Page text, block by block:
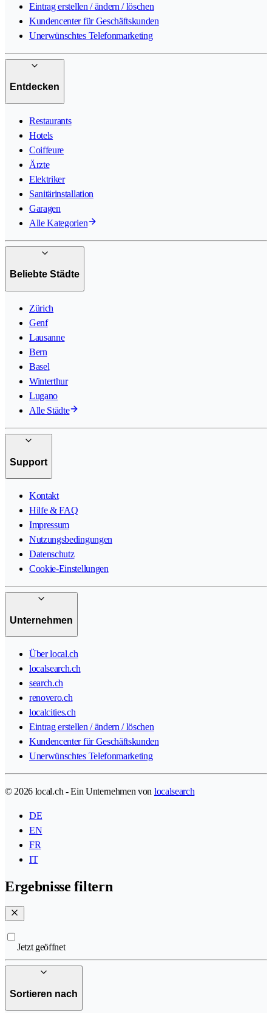
Eintrag erstellen / ändern / löschen
Kundencenter für Geschäftskunden
Unerwünschtes Telefonmarketing
Entdecken
Restaurants
Hotels
Coiffeure
Ärzte
Elektriker
Sanitärinstallation
Garagen
Alle Kategorien
Beliebte Städte
Zürich
Genf
Lausanne
Bern
Basel
Winterthur
Lugano
Alle Städte
Support
Kontakt
Hilfe & FAQ
Impressum
Nutzungsbedingungen
Datenschutz
Cookie-Einstellungen
Unternehmen
Über local.ch
localsearch.ch
search.ch
renovero.ch
localcities.ch
Eintrag erstellen / ändern / löschen
Kundencenter für Geschäftskunden
Unerwünschtes Telefonmarketing
© 2026 local.ch - Ein Unternehmen von localsearch
DE
EN
FR
IT
Ergebnisse filtern
Jetzt geöffnet
Sortieren nach